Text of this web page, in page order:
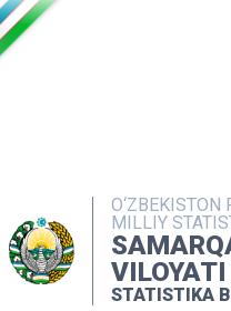
O‘ZBEKISTON
MILLIY
VILOYATI
STATISTIKA